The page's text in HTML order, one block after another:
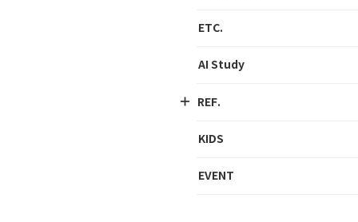
ETC.
AI Study
REF.
KIDS
EVENT